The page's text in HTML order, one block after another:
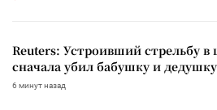
Reuters: Устроивший стрельбу в
сначала убил бабушку и дедушку
6 минут назад